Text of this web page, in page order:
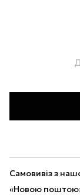
Самовивіз з
«Новою поштою»